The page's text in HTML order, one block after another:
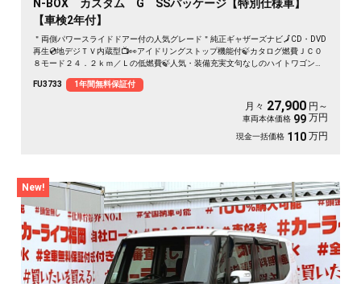
N-BOX カスタム G SSパッケージ【特別仕様車】
【車検2年付】
＂両側パワースライドドアー付の人気グレード＂純正ギャザーズナビ🗾CD・DVD
再生💿地デジＴＶ内蔵型📺👀アイドリングストップ機能付🍃カタログ燃費ＪＣ０
８モード２４．２ｋｍ／Ｌの低燃費🍃人気・装備充実文句なしのハイトワゴン🚗
FU3733
1年間無料保証付
月々 27,900 円～
車両本体価格 99 万円
現金一括価格 110 万円
New!